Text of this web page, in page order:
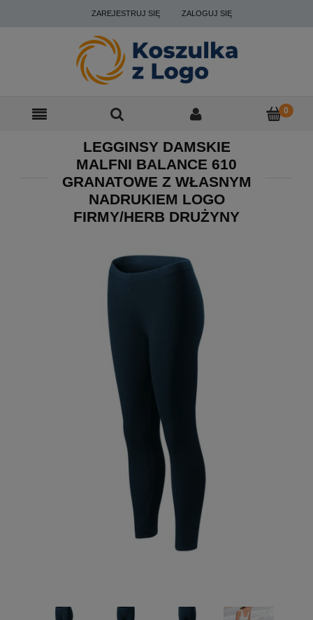
ZAREJESTRUJ SIĘ ZALOGUJ SIĘ
LEGGINSY DAMSKIE
MALFNI BALANCE 610
GRANATOWE Z WŁASNYM
NADRUKIEM LOGO
FIRMY/HERB DRUŻYNY